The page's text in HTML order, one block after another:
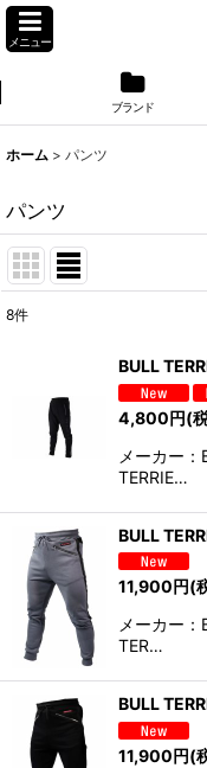
メニュー
ブランド
ホーム > パンツ
パンツ
並び順
8件
BULL
4,800円(
メーカー
TERRIE…
BULL
11,900円(
メーカー
TER…
BULL
11,900円(